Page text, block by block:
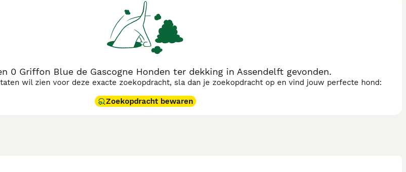
0 Griffon Blue de Gascogne Honden ter dekking in Assendelft gevonden.
wil zien voor deze exacte zoekopdracht, sla dan je zoekopdracht op en vind jouw perfecte hond:
Zoekopdracht bewaren